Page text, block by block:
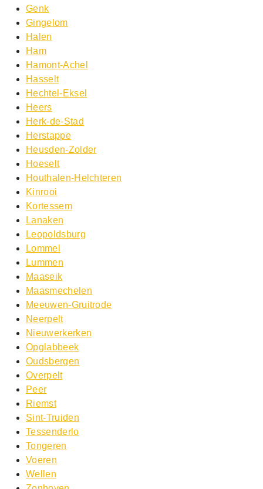
Genk
Gingelom
Halen
Ham
Hamont-Achel
Hasselt
Hechtel-Eksel
Heers
Herk-de-Stad
Herstappe
Heusden-Zolder
Hoeselt
Houthalen-Helchteren
Kinrooi
Kortessem
Lanaken
Leopoldsburg
Lommel
Lummen
Maaseik
Maasmechelen
Meeuwen-Gruitrode
Neerpelt
Nieuwerkerken
Opglabbeek
Oudsbergen
Overpelt
Peer
Riemst
Sint-Truiden
Tessenderlo
Tongeren
Voeren
Wellen